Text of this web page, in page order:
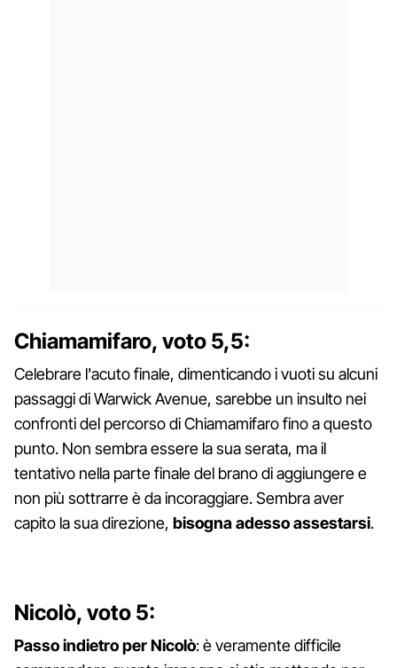
Chiamamifaro, voto 5,5:
Celebrare l'acuto finale, dimenticando i vuoti su alcuni
passaggi di Warwick Avenue, sarebbe un insulto nei
confronti del percorso di Chiamamifaro fino a questo
punto. Non sembra essere la sua serata, ma il
tentativo nella parte finale del brano di aggiungere e
non più sottrarre è da incoraggiare. Sembra aver
capito la sua direzione, bisogna adesso assestarsi.
Nicolò, voto 5:
Passo indietro per Nicolò: è veramente difficile